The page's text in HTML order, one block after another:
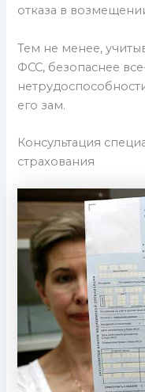
отказа в
Тем не менее,
ФСС, безопаснее
его зам.
Консультация
страхования